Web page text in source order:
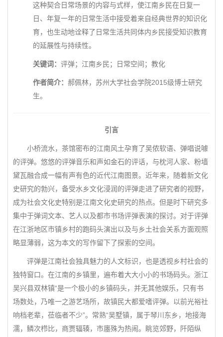
这种契合日常场景的内容与式样，使江南乡民在日复一
日、年复一年的日常生活中接受着来自经典世界的知识化
育，也生动地诠释了日常生活共同体内乡民接受知识教育
的延展性与持续性。
关键词： 评弹；江南乡民；日常空间；教化
作者简介： 郝佩林，苏州大学社会学院2015级博士研究
生。
引言
小桥流水，茶馆密布的江南风土孕育了吴侬软语、弹唱说噱
的评弹。悠悠的评弹音乐和声如金石的评话，与枕河人家、粉墙
黛瓦融合成一幅有声有色的近代江南图景。近年来，随着新文化
史研究的勃兴，备受水乡文化浸润的评弹走进了研究者的视野，
成为社会文化史特别是江南文化史研究的热点。但是时下研究多
集中于弹词文本、艺人以及都市书场评弹表演的探讨。对于评弹
在江浙地区市镇乡村的跑码头演出以及与乡土社会关系方面观照
略显薄弱，这为本文的写作留下了探索的空间。
评弹是江南社会独具魅力的人文标识，也是透视乡村社会的
独特窗口。在江南的乡镇里，遍布着大大小小的书场码头。浙江
吴兴县双林镇“是一个极小的乡镇码头，并无其他娱乐，只有书
场数处，乃唯一之游艺场所，故镇民大都爱嗜评弹。以前光裕社
响档老辈，莅临者不少”。常熟“吴墅镇，属于琴川东乡，地接海
濡，鳞次栉比，商贾辐辏，市廛殊为热闹。眺览郊野，阡陌纵